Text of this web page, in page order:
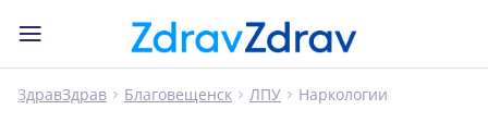
ЗдравЗдрав Благовещенск ЛПУ Наркологии